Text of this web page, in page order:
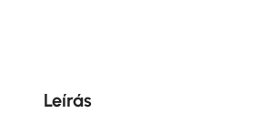
Leírás